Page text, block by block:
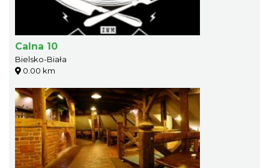
Calna 10
Bielsko-Biała
0.00 km